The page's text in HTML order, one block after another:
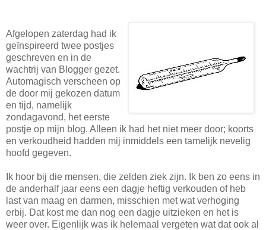
Afgelopen zaterdag had ik
geïnspireerd twee postjes
geschreven en in de
wachtrij van Blogger gezet.
Automagisch verscheen op
de door mij gekozen datum
en tijd, namelijk
zondagavond, het eerste
postje op mijn blog. Alleen ik had het niet meer door; koorts
en verkoudheid hadden mij inmiddels een tamelijk nevelig
hoofd gegeven.
Ik hoor bij die mensen, die zelden ziek zijn. Ik ben zo eens in
de anderhalf jaar eens een dagje heftig verkouden of heb
last van maag en darmen, misschien met wat verhoging
erbij. Dat kost me dan nog een dagje uitzieken en het is
weer over. Eigenlijk was ik helemaal vergeten wat dat ook al